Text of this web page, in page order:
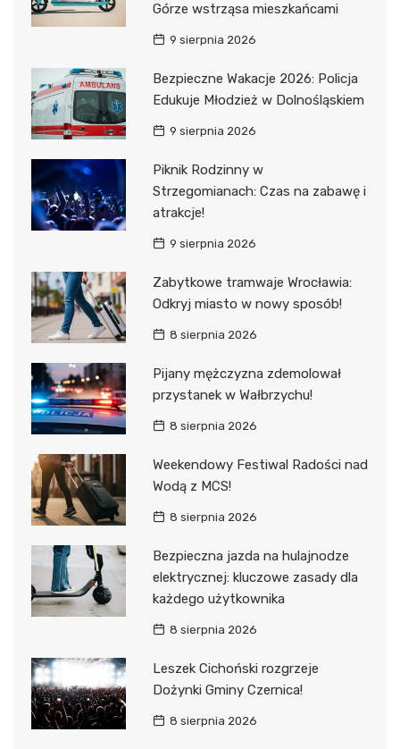
Górze wstrząsa mieszkańcami
9 sierpnia 2026
Bezpieczne Wakacje 2026: Policja
Edukuje Młodzież w Dolnośląskiem
9 sierpnia 2026
Piknik Rodzinny w
Strzegomianach: Czas na zabawę i
atrakcje!
9 sierpnia 2026
Zabytkowe tramwaje Wrocławia:
Odkryj miasto w nowy sposób!
8 sierpnia 2026
Pijany mężczyzna zdemolował
przystanek w Wałbrzychu!
8 sierpnia 2026
Weekendowy Festiwal Radości nad
Wodą z MCS!
8 sierpnia 2026
Bezpieczna jazda na hulajnodze
elektrycznej: kluczowe zasady dla
każdego użytkownika
8 sierpnia 2026
Leszek Cichoński rozgrzeje
Dożynki Gminy Czernica!
8 sierpnia 2026